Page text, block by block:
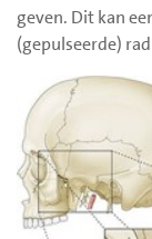
geven. Dit kan
(gepulseerde)